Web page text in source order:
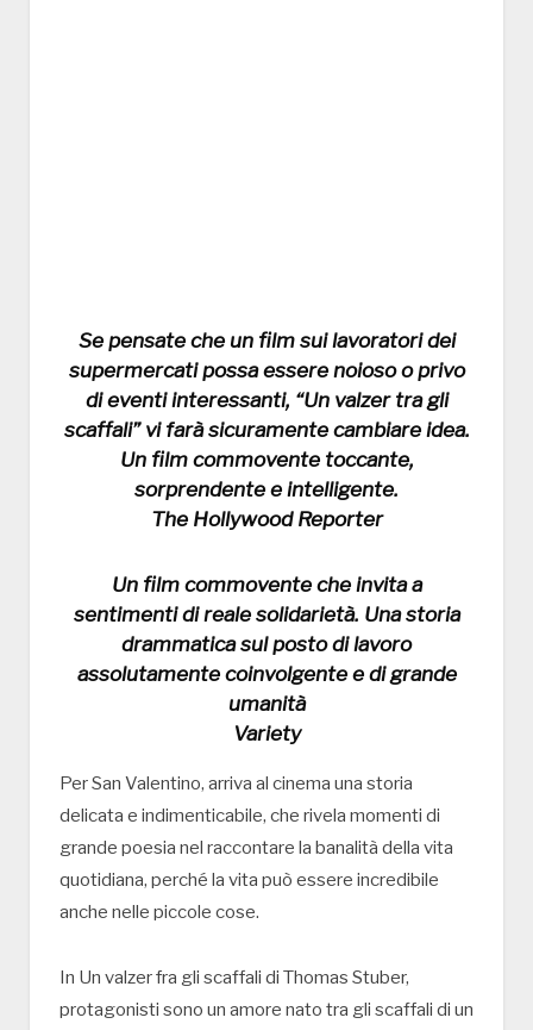
Se pensate che un film sui lavoratori dei
supermercati possa essere noioso o privo
di eventi interessanti, “Un valzer tra gli
scaffali” vi farà sicuramente cambiare idea.
Un film commovente toccante,
sorprendente e intelligente.
The Hollywood Reporter
Un film commovente che invita a
sentimenti di reale solidarietà. Una storia
drammatica sul posto di lavoro
assolutamente coinvolgente e di grande
umanità
Variety
Per San Valentino, arriva al cinema una storia
delicata e indimenticabile, che rivela momenti di
grande poesia nel raccontare la banalità della vita
quotidiana, perché la vita può essere incredibile
anche nelle piccole cose.
In Un valzer fra gli scaffali di Thomas Stuber,
protagonisti sono un amore nato tra gli scaffali di un